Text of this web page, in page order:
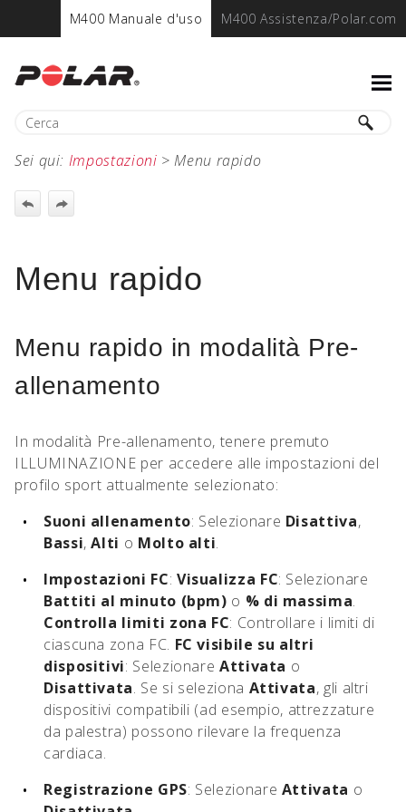
M400 Manuale d'uso M400 Assistenza/Polar.com
Sei qui: Impostazioni >Menu rapido
Menu rapido
Menu rapido in modalità Pre-
allenamento
In modalità Pre-allenamento, tenere premuto
ILLUMINAZIONE per accedere alle impostazioni del
profilo sport attualmente selezionato:
Suoni allenamento: Selezionare Disattiva,
Bassi,Alti o Molto alti.
Impostazioni FC: Visualizza FC: Selezionare
Battiti al minuto (bpm) o % di massima.
Controlla limiti zona FC: Controllare i limiti di
ciascuna zona FC. FC visibile su altri
dispositivi: SelezionareAttivata o
Disattivata. Se si seleziona Attivata, gli altri
dispositivi compatibili (ad esempio, attrezzature
da palestra) possono rilevare la frequenza
cardiaca.
Registrazione GPS: Selezionare Attivata o